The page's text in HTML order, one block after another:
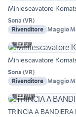
Miniescavatore
Sona (VR)
Rivenditore Maggio
5
Miniescavatore
Sona (VR)
Rivenditore Maggio
10
TRINCIA A